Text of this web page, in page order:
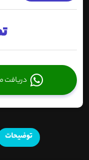
دریافت
توضیحات